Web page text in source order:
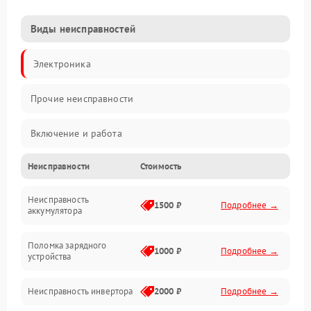
Виды неисправностей
Электроника
Прочие неисправности
Включение и работа
Работа с нагрузкой
Звук и индикация
Неисправности Стоимость
Неисправность
аккумулятора
1500 ₽ Подробнее →
Поломка зарядного
устройства
1000 ₽ Подробнее →
Неисправность инвертора 2000 ₽ Подробнее →